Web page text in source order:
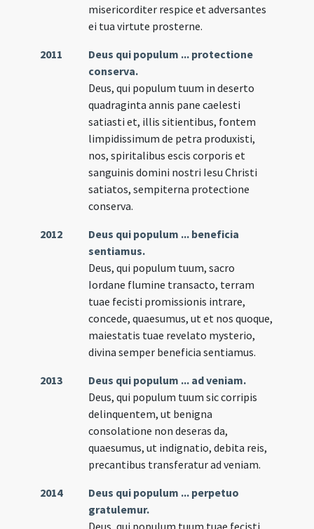
misericorditer respice et adversantes
ei tua virtute prosterne.
2011
Deus qui populum ... protectione
conserva.
Deus, qui populum tuum in deserto
quadraginta annis pane caelesti
satiasti et, illis sitientibus, fontem
limpidissimum de petra produxisti,
nos, spiritalibus escis corporis et
sanguinis domini nostri Iesu Christi
satiatos, sempiterna protectione
conserva.
2012
Deus qui populum ... beneficia
sentiamus.
Deus, qui populum tuum, sacro
Iordane flumine transacto, terram
tuae fecisti promissionis intrare,
concede, quaesumus, ut et nos quoque,
maiestatis tuae revelato mysterio,
divina semper beneficia sentiamus.
2013
Deus qui populum ... ad veniam.
Deus, qui populum tuum sic corripis
delinquentem, ut benigna
consolatione non deseras da,
quaesumus, ut indignatio, debita reis,
precantibus transferatur ad veniam.
2014
Deus qui populum ... perpetuo
gratulemur.
Deus, qui populum tuum tuae fecisti